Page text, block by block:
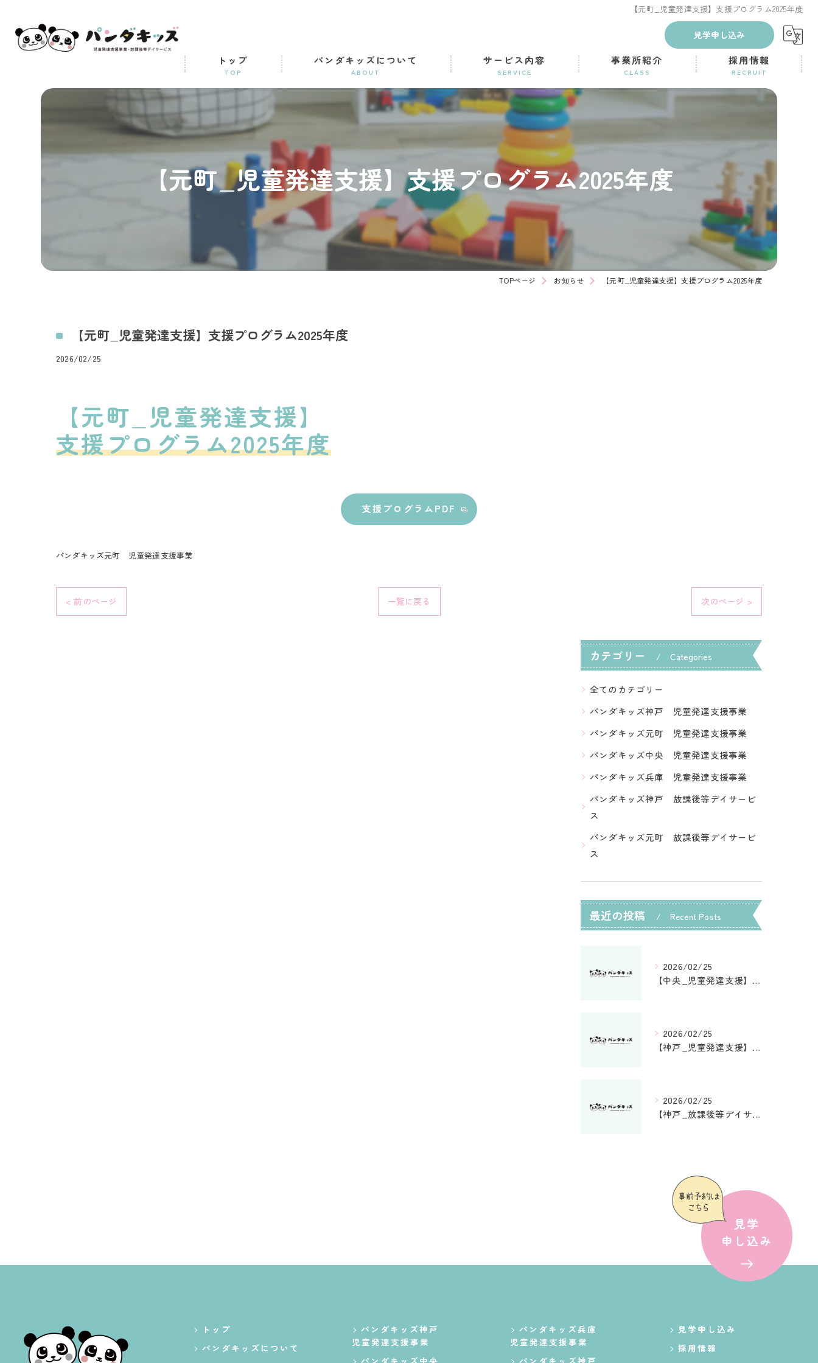
【元町_児童発達支援】支援プログラム2025年度
見学申し込み
トップ
TOP
パンダキッズについて
ABOUT
サービス内容
SERVICE
児童発達支援事業
放課後等デイサービス
事業所紹介
CLASS
パンダキッズ神戸 児童発達支援事業
パンダキッズ元町 児童発達支援事業
パンダキッズ兵庫 児童発達支援事業
パンダキッズ神戸 放課後等デイサービス
パンダキッズ元町 放課後等デイサービス
採用情報
RECRUIT
採用お問い合わせ
【元町_児童発達支援】支援プログラム2025年度
TOPページ お知らせ 【元町_児童発達支援】支援プログラム2025年度
【元町_児童発達支援】支援プログラム2025年度
2026/02/25
【元町_児童発達支援】
支援プログラム2025年度
支援プログラムPDF
パンダキッズ元町 児童発達支援事業
< 前のページ 一覧に戻る 次のページ >
カテゴリー Categories
全てのカテゴリー
パンダキッズ神戸 児童発達支援事業
パンダキッズ元町 児童発達支援事業
パンダキッズ中央 児童発達支援事業
パンダキッズ兵庫 児童発達支援事業
パンダキッズ神戸 放課後等デイサービ
ス
パンダキッズ元町 放課後等デイサービ
ス
最近の投稿 Recent Posts
2026/02/25
【中央_児童発達支援】支援プログラム2025年度
2026/02/25
【神戸_児童発達支援】支援プログラム2025年度
2026/02/25
【神戸_放課後等デイサービス】支援プログラム2025年度
見学
申し込み
トップ
パンダキッズについて
パンダキッズ神戸
児童発達支援事業
パンダキッズ中央
パンダキッズ兵庫
児童発達支援事業
パンダキッズ神戸
見学申し込み
採用情報